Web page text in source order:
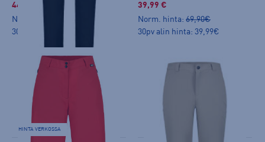
44,99 €
Norm. hinta:
30pv alin hinta: 44,99€
39,99 €
Norm. hinta: 69,90€
30pv alin hinta: 39,99€
HINTA VERKOSSA